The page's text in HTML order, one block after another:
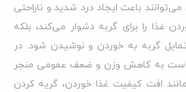
باعث ایجاد درد شدید و ناراحتی
غذا را برای گربه دشوار می‌کند، بلکه
گربه به خوردن و نوشیدن شود. در
به کاهش وزن و ضعف عمومی منجر
افت کیفیت غذا خوردن، گریه کردن